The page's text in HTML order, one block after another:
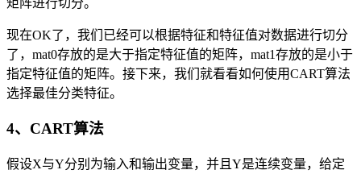
现在OK了，我们已经可以根据特征和特征值对数据进行切分
了，mat0存放的是大于指定特征值的矩阵，mat1存放的是小于
指定特征值的矩阵。接下来，我们就看看如何使用CART算法
选择最佳分类特征。
4、CART算法
假设X与Y分别为输入和输出变量，并且Y是连续变量，给定